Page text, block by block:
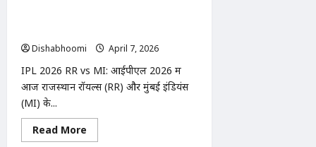
समर्थन,
ने
रोकने
Dishabhoomi
April 7, 2026
IPL 2026 RR vs MI: आईपीएल 2026 में
आज राजस्थान रॉयल्स (RR) और मुंबई इंडियंस
(MI) के...
Read More
more